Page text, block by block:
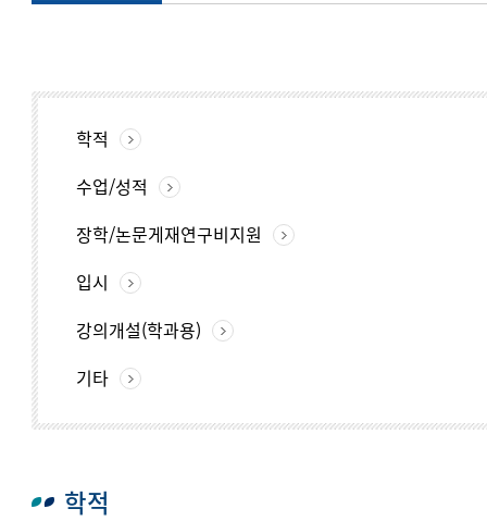
학적
수업/성적
장학/논문게재연구비지원
입시
강의개설(학과용)
기타
학적